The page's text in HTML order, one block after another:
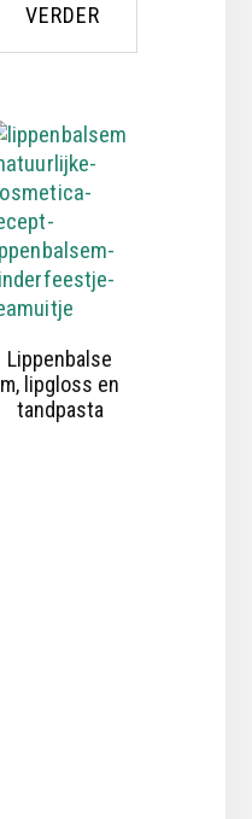
VERDER
Lippenbalse
m, lipgloss en
tandpasta